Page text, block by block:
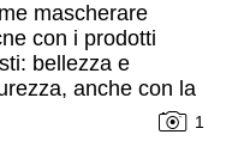
mascherare
con i prodotti
bellezza e
anche con la
1